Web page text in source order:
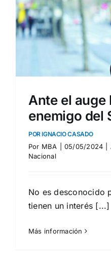
Ante el auge
enemigo del
POR IGNACIO CASADO
Por MBA 05/05/2024
Nacional
No es desconocido
tienen un interés [...]
Más información